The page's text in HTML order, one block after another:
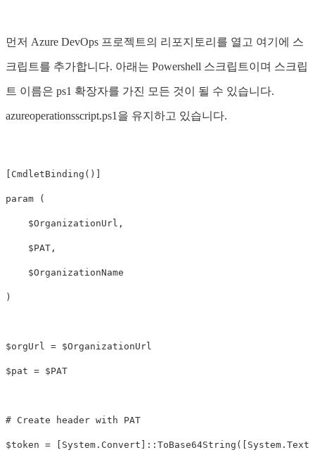
먼저 Azure DevOps 프로젝트의 리포지토리를 열고 여기에 스
크립트를 추가합니다. 아래는 Powershell 스크립트이며 스크립
트 이름은 ps1 확장자를 가진 모든 것이 될 수 있습니다.
azureoperationsscript.ps1을 유지하고 있습니다.
[CmdletBinding()]
param (
    $OrganizationUrl,
    $PAT,
    $OrganizationName
)
$orgUrl = $OrganizationUrl
$pat = $PAT
# Create header with PAT
$token =